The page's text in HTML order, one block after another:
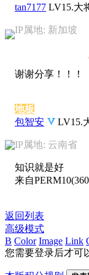
tan7177 LV15.大
IP属地: 新加坡
谢谢分享！！！
地板
包智安
LV15.
IP属地: 云南省
知识就是好
来自
返回列表
高级模式
B Color Image Link
您需要登录后才可